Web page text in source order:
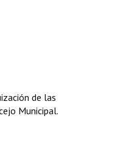
de las
Municipal.